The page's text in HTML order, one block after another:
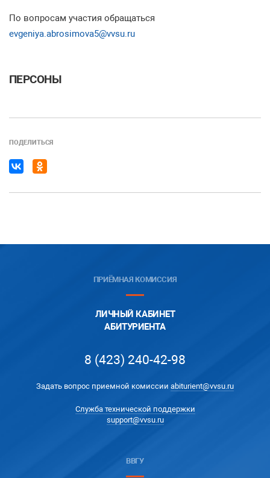
По вопросам участия обращаться
evgeniya.abrosimova5@vvsu.ru
ПЕРСОНЫ
ПОДЕЛИТЬСЯ
ПРИЁМНАЯ КОМИССИЯ
ЛИЧНЫЙ КАБИНЕТ
АБИТУРИЕНТА
8 (423) 240-42-98
Задать вопрос приемной комиссии abiturient@vvsu.ru
Служба технической поддержки
support@vvsu.ru
ВВГУ